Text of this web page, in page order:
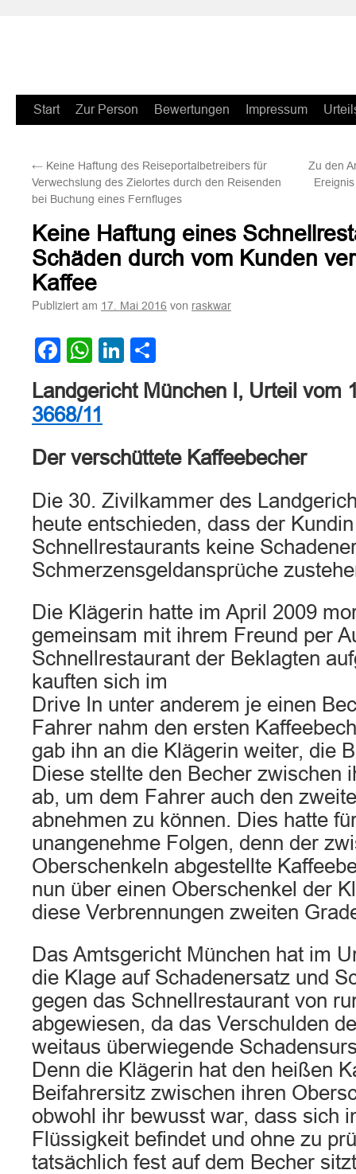
Zum
springen
Start Zur Person Bewertungen Impressum
← Keine Haftung des Reiseportalbetreibers für
Verwechslung des Zielortes durch den Reisenden
bei Buchung eines Fernfluges
Zu den
Keine Haftung eines
Schäden durch vom Kunden
Kaffee
Publiziert am 17. Mai 2016 von raskwar
Facebook
WhatsApp
LinkedIn
Landgericht München I, Urteil vom
3668/11
Der verschüttete Kaffeebecher
Die 30. Zivilkammer des
heute entschieden, dass der
Schnellrestaurants keine
Schmerzensgeldansprüche
Die Klägerin hatte im April 2009
gemeinsam mit ihrem Freund per
Schnellrestaurant der Beklagten
kauften sich im
Drive In unter anderem je einen
Fahrer nahm den ersten
gab ihn an die Klägerin weiter, die
Diese stellte den Becher zwischen
ab, um dem Fahrer auch den
abnehmen zu können. Dies hatte
unangenehme Folgen, denn der
Oberschenkeln abgestellte
nun über einen Oberschenkel der
diese Verbrennungen zweiten
Das Amtsgericht München hat im
die Klage auf Schadenersatz und
gegen das Schnellrestaurant von
abgewiesen, da das Verschulden
weitaus überwiegende
Denn die Klägerin hat den heißen
Beifahrersitz zwischen ihren
obwohl ihr bewusst war, dass sich
Flüssigkeit befindet und ohne zu
tatsächlich fest auf dem Becher